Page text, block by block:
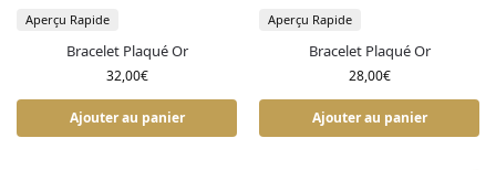
Bracelet Plaqué Or
32,00€
Ajouter au panier
Aperçu Rapide
Bracelet Plaqué Or
28,00€
Ajouter au panier
Aperçu Rapide